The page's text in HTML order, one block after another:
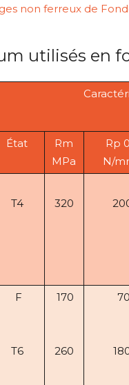
non ferreux de
utilisés en
État
Rm
MPa
Rp
N/
T4 320
F
T6
170
260
70